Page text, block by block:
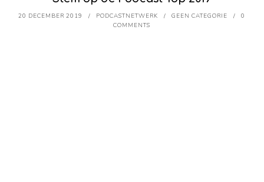
20 DECEMBER 2019 PODCASTNETWERK GEEN CATEGORIE
0
COMMENTS